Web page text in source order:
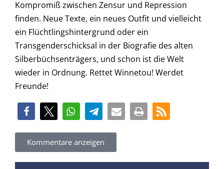
Kompromiß zwischen Zensur und Repression
finden. Neue Texte, ein neues Outfit und vielleicht
ein Flüchtlingshintergrund oder ein
Transgenderschicksal in der Biografie des alten
Silberbüchsenträgers, und schon ist die Welt
wieder in Ordnung. Rettet Winnetou! Werdet
Freunde!
Kommentare anzeigen